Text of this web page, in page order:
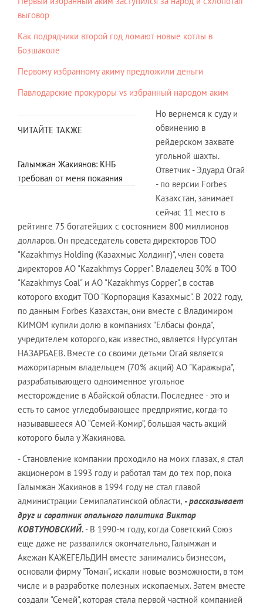
выговор
Как подрядчики второй год ломают новые котлы в
Бозшаколе
Первому избранному акиму предложили деньги
Павлодарские прокуроры vs избранный народом аким
ЧИТАЙТЕ ТАКЖЕ
Галымжан Жакиянов: КНБ
требовал от меня покаяния
Но вернемся к суду и
обвинению в
рейдерском захвате
угольной шахты.
Ответчик - Эдуард Огай
- по версии Forbes
Казахстан, занимает
сейчас 11 место в
рейтинге 75 богатейших с состоянием 800 миллионов
долларов. Он председатель совета директоров ТОО
"Кazakhmys Holding (Казахмыс Холдинг)", член совета
директоров АО "Kazakhmys Copper". Владелец 30% в ТОО
"Kazakhmys Coal" и АО "Kazakhmys Copper", в состав
которого входит ТОО "Корпорация Казахмыс". В 2022 году,
по данным Forbes Казахстан, они вместе с Владимиром
КИМОМ купили долю в компаниях "Елбасы фонда",
учредителем которого, как известно, является Нурсултан
НАЗАРБАЕВ. Вместе со своими детьми Огай является
мажоритарным владельцем (70 % акций) АО "Каражыра",
разрабатывающего одноименное угольное
месторождение в Абайской области. Последнее - это и
есть то самое угледобывающее предприятие, когда-то
называвшееся АО “Семей-Комир”, большая часть акций
которого была у Жакиянова.
- Становление компании проходило на моих глазах, я стал
акционером в 1993 году и работал там до тех пор, пока
Галымжан Жакиянов в 1994 году не стал главой
администрации Семипалатинской области, - рассказывает
друг и соратник опального политика Виктор
КОВТУНОВСКИЙ. - В 1990-м году, когда Советский Союз
еще даже не развалился окончательно, Галымжан и
Акежан КАЖЕГЕЛЬДИН вместе занимались бизнесом,
основали фирму "Томан", искали новые возможности, в том
числе и в разработке полезных ископаемых. Затем вместе
создали "Семей", которая стала первой частной компанией